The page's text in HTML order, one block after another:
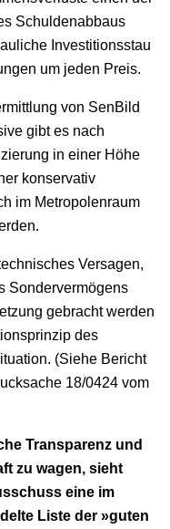
Schuldenabbaus
Investitionsstau
um jeden Preis.
von SenBild
gibt es nach
in einer Höhe
konservativ
im Metropolenraum
Versagen,
Sondervermögens
gebracht werden
des
(Siehe Bericht
18/0424 vom
Transparenz und
zu wagen, sieht
eine im
Liste der »guten